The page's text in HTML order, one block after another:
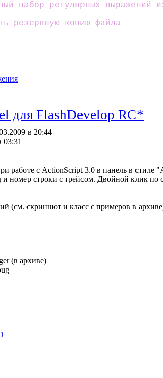
набор регулярных
резервную копию файла
для FlashDevelop RC*
в 20:44
03:31
работе с ActionScript 3.0 в панель в стиле
и номер строки с трейсом. Двойной клик по
(см. скриншот и класс с примеров в
(в архиве)